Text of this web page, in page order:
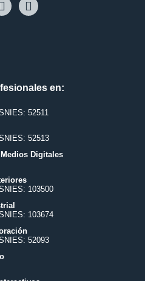
en:
52511
52513
Digitales
103500
103674
52093